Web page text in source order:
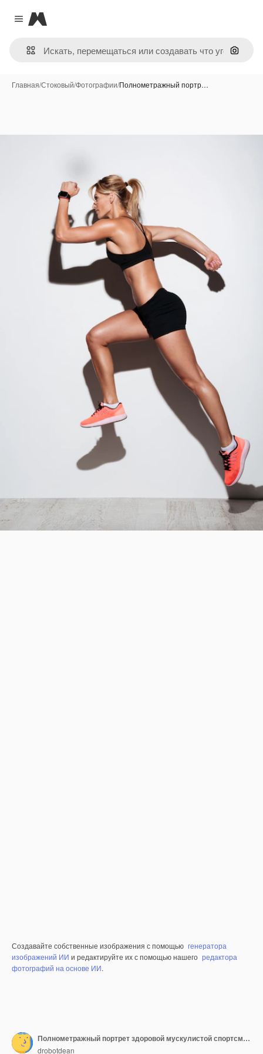
Close menu
Magnific
Поиск
Главная/Стоковый/Фотографии/Полнометражный портр…
Создавайте собственные изображения с помощью генератора
изображений ИИ и редактируйте их с помощью нашего редактора
фотографий на основе ИИ.
Полнометражный портрет здоровой мускулистой спортсменки, прыгающей
drobotdean